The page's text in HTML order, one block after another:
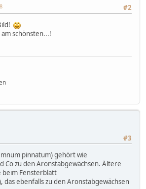
#2
schönsten...!
#3
pinnatum) gehört wie
Co zu den Aronstabgewächsen. Ältere
beim Fensterblatt
das ebenfalls zu den Aronstabgewächsen